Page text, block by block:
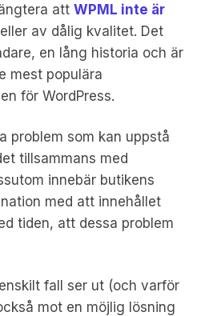
att WPML inte är
eller av dålig kvalitet. Det
en lång historia och är
mest populära
för WordPress.
problem som kan uppstå
tillsammans med
innebär butikens
med att innehållet
tiden, att dessa problem
fall ser ut (och varför
mot en möjlig lösning